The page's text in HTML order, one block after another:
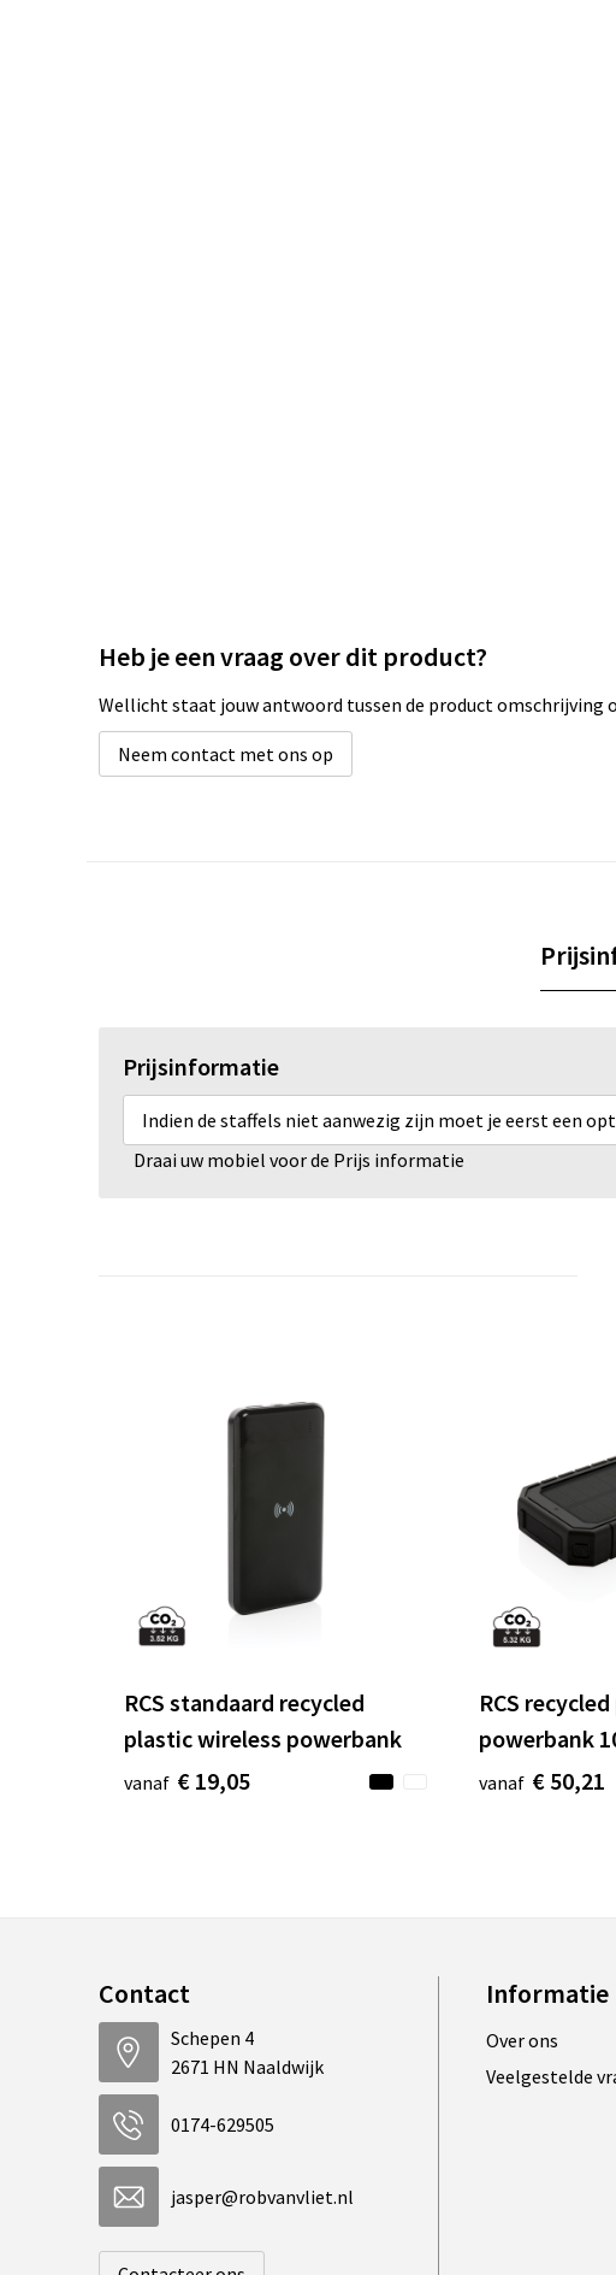
Heb je een vraag over dit product?
Wellicht staat jouw antwoord tussen de product omschrijving
Neem contact met ons op
Prijsinformatie
Indien de staffels niet aanwezig zijn moet je eerst een
Draai uw mobiel voor de Prijs informatie
RCS standaard recycled
plastic wireless powerbank
vanaf € 19,05
RCS
powerbank
vanaf € 50,21
Contact
Schepen 4
2671 HN Naaldwijk
0174-629505
jasper@robvanvliet.nl
Informatie
Over ons
Veelgestelde